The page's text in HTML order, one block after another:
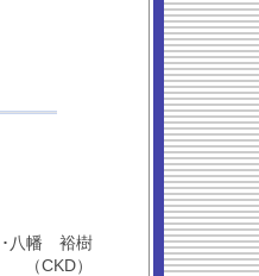
･･八幡 裕樹
（CKD）